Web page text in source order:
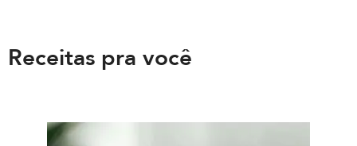
Receitas pra você